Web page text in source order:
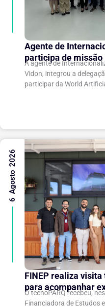
Agente de
participa de
fortalece conexões
inovação
A agente de
Vidon, integrou a
participar da World
FINEP realiza visita
para acompanhar
expansão do
O tecnoPARQ recebeu,
Financiadora de Estudos
6 Agosto 2026